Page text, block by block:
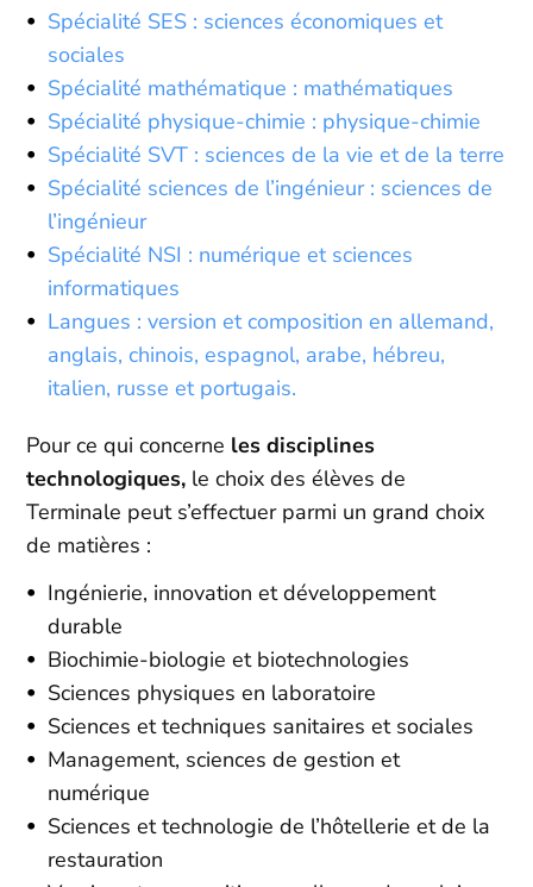
Spécialité SES : sciences économiques et
sociales
Spécialité mathématique : mathématiques
Spécialité physique-chimie : physique-chimie
Spécialité SVT : sciences de la vie et de la terre
Spécialité sciences de l’ingénieur : sciences de
l’ingénieur
Spécialité NSI : numérique et sciences
informatiques
Langues : version et composition en allemand,
anglais, chinois, espagnol, arabe, hébreu,
italien, russe et portugais.
Pour ce qui concerne les disciplines
technologiques, le choix des élèves de
Terminale peut s’effectuer parmi un grand choix
de matières :
Ingénierie, innovation et développement
durable
Biochimie-biologie et biotechnologies
Sciences physiques en laboratoire
Sciences et techniques sanitaires et sociales
Management, sciences de gestion et
numérique
Sciences et technologie de l’hôtellerie et de la
restauration